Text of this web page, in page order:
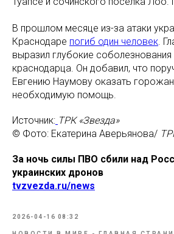
В прошлом месяце из-за атаки
Краснодаре погиб один человек .
выразил глубокие
краснодарца. Он добавил, что
Евгению Наумову оказать
необходимую помощь.
Источник: ТРК «Звезда»
© Фото: Екатерина Аверьянова/
За ночь силы ПВО сбили над
украинских дронов
tvzvezda.ru/news
2026-04-16 08:32